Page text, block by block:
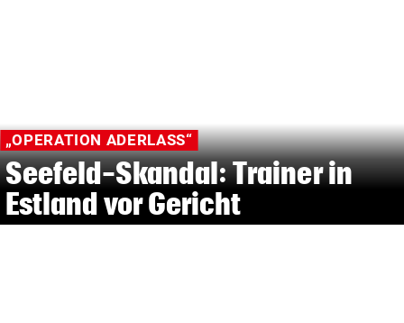
„OPERATION ADERLASS“
Seefeld-Skandal: Trainer in
Estland vor Gericht